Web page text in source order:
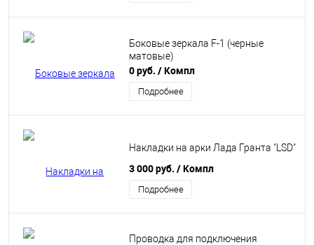
Боковые зеркала F-1 (черные
матовые)
0 руб. / Компл
Подробнее
Накладки на арки Лада Гранта "LSD"
3 000 руб. / Компл
Подробнее
Проводка для подключения